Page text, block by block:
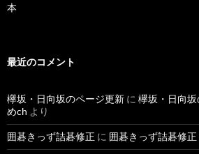
本
最近のコメント
欅坂・日向坂のページ更新 に 欅坂・日向坂
めch より
囲碁きっず詰碁修正 に 囲碁きっず詰碁修